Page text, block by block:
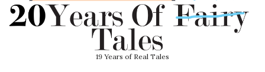
19 Years of Real Tales